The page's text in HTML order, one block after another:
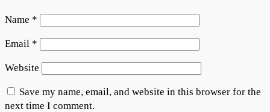
Name *
Email *
Website
Save my name, email, and website in this browser for the
next time I comment.